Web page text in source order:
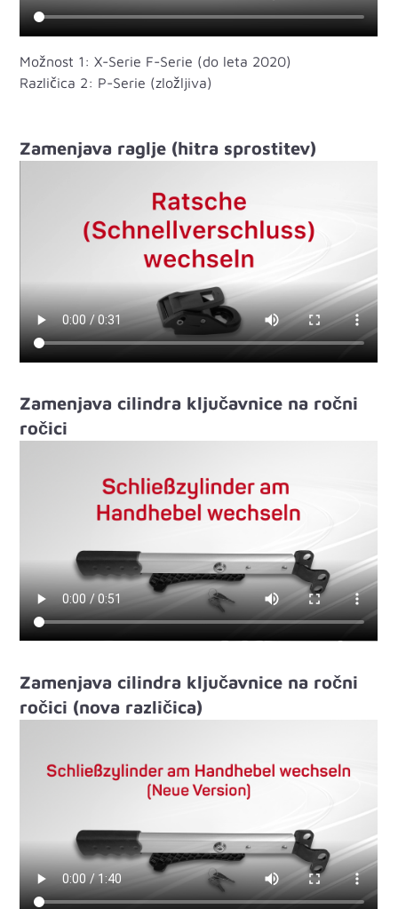
Možnost 1: X-Serie F-Serie (do leta 2020)
Različica 2: P-Serie (zložljiva)
Zamenjava raglje (hitra sprostitev)
Zamenjava cilindra ključavnice na ročni
ročici
Zamenjava cilindra ključavnice na ročni
ročici (nova različica)